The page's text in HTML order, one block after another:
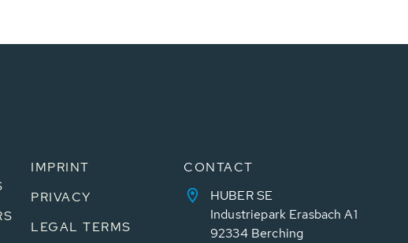
IMPRINT
PRIVACY
LEGAL TERMS
CONTACT
HUBER SE
Industriepark Erasbach A1
92334 Berching